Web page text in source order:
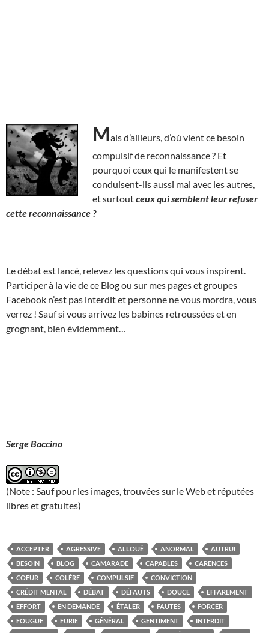
Mais d’ailleurs, d’où vientce besoin
compulsifde reconnaissance ? Et
pourquoi ceux qui le manifestent se
conduisent-ils aussi mal avec les autres,
et surtoutceux qui semblent leur refuser
cette reconnaissance ?
Le débat est lancé, relevez les questions qui vous inspirent.
Participer à la vie de ce Blog ou sur mes pages et groupes
Facebook n’est pas interdit et personne ne vous mordra, vous
verrez ! Sauf si vous arrivez les babines retroussées et en
grognant, bien évidemment…
Serge Baccino
(Note : Sauf pour les images, trouvées sur le Web et réputées
libres et gratuites)
ACCEPTER AGRESSIVE ALLOUÉ ANORMAL
AUTRUI
BESOIN
BLOG CAMARADE CAPABLES
CARENCES
COEUR
COLÈRE COMPULSIF
CONVICTION
CRÉDIT MENTAL
DÉBAT DÉFAUTS DOUCE
EFFAREMENT
EFFORT
EN DEMANDE ÉTALER FAUTES
FORCER
FOUGUE
FURIE GÉNÉRAL GENTIMENT
INTERDIT